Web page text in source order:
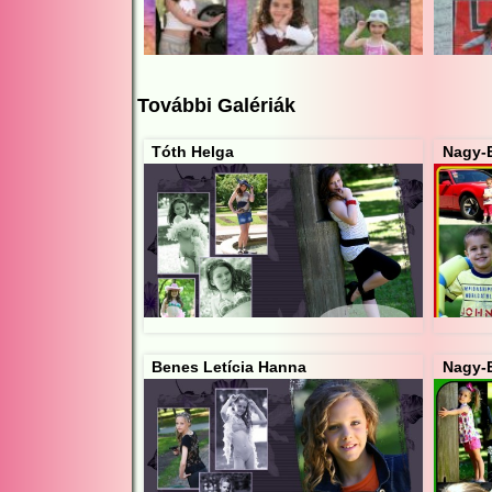
További Galériák
Tóth Helga Nagy-
Benes Letícia Hanna Nagy-